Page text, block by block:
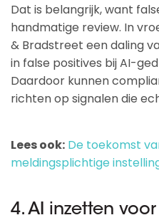
Dat is belangrijk, want
handmatige review. In
& Bradstreet een daling
in false positives bij AI-
Daardoor kunnen
richten op signalen die
Lees ook: De toekomst
meldingsplichtige
4. AI inzetten voor